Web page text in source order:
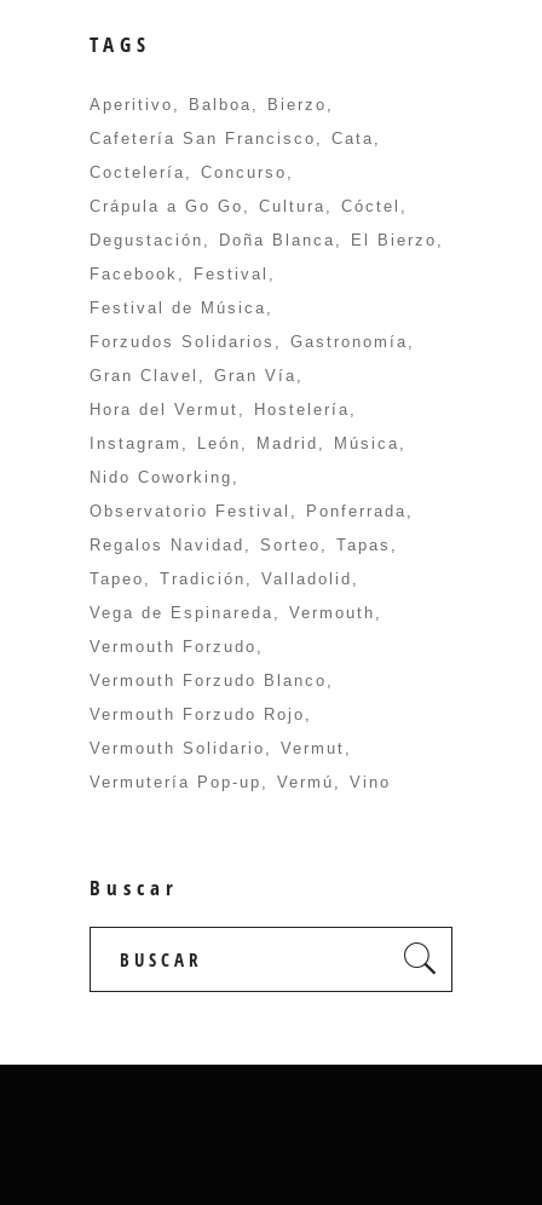
TAGS
Aperitivo Balboa
Bierzo
Cafetería San Francisco
Cata
Coctelería
Concurso
Crápula a Go Go
Cultura
Cóctel
Degustación
Doña Blanca
El Bierzo
Facebook
Festival
Festival de Música
Forzudos Solidarios
Gastronomía
Gran Clavel
Gran Vía
Hora del Vermut
Hostelería
Instagram
León Madrid
Música
Nido Coworking
Observatorio Festival
Ponferrada
Regalos Navidad
Sorteo
Tapas
Tapeo
Tradición
Valladolid
Vega de Espinareda
Vermouth
Vermouth Forzudo
Vermouth Forzudo Blanco
Vermouth Forzudo Rojo
Vermouth Solidario
Vermut
Vermutería Pop-up
Vermú Vino
Buscar